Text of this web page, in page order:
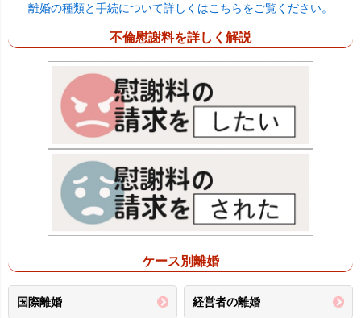
離婚の種類と手続について詳しくはこちらをご覧ください。
不倫慰謝料を詳しく解説
ケース別離婚
国際離婚 経営者の離婚